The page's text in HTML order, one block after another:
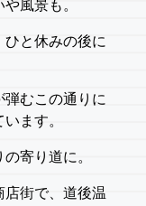
風景も。
と休みの後に
弾むこの通りに
ます。
寄り道に。
店街で、道後温